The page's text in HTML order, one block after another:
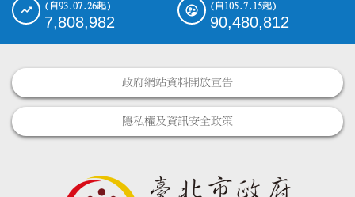
(自93.07.26起)
7,808,982
(自105.7.15起)
90,480,812
政府網站資料開放宣告
隱私權及資訊安全政策